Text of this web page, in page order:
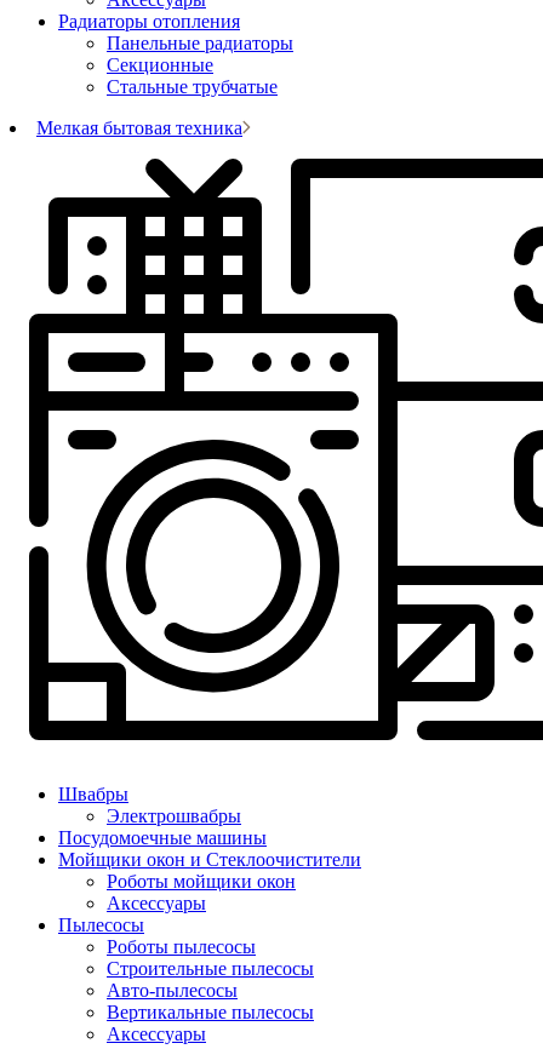
Радиаторы отопления
Панельные радиаторы
Секционные
Стальные трубчатые
Мелкая бытовая техника
Швабры
Электрошвабры
Посудомоечные машины
Мойщики окон и Стеклоочистители
Роботы мойщики окон
Аксессуары
Пылесосы
Роботы пылесосы
Строительные пылесосы
Авто-пылесосы
Вертикальные пылесосы
Аксессуары